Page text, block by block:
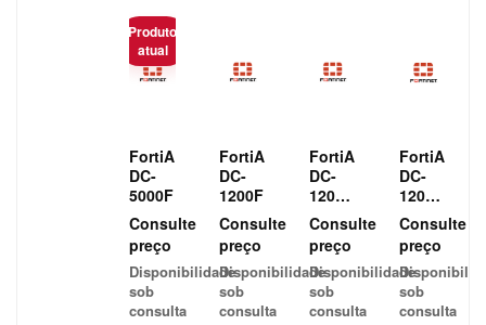
Produto
atual
FortiA
DC-
5000F
Consulte
preço
Disponibilidade
sob
consulta
FortiA
DC-
1200F
Consulte
preço
Disponibilidade
sob
consulta
FortiA
DC-
1200F
Hardw
are
plus
FortiC
are
Premi
Consulte
preço
Disponibilidade
sob
consulta
FortiA
DC-
1200F
Hardw
are
plus
FortiC
are
Premi
Consulte
preço
sob
consulta